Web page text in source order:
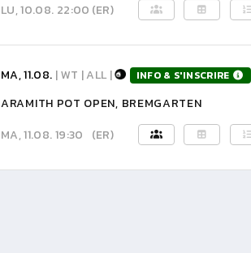
LU, 10.08. 22:00 (ER)
MA, 11.08. | WT | ALL | INFO & S'INSCRIRE
ARAMITH POT OPEN, BREMGARTEN
MA, 11.08. 19:30
(ER)